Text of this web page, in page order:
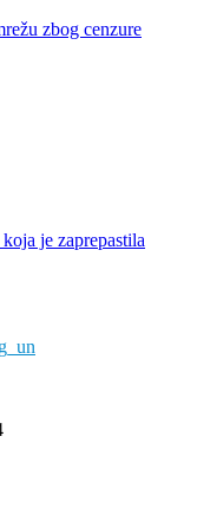
zbog cenzure
je zaprepastila